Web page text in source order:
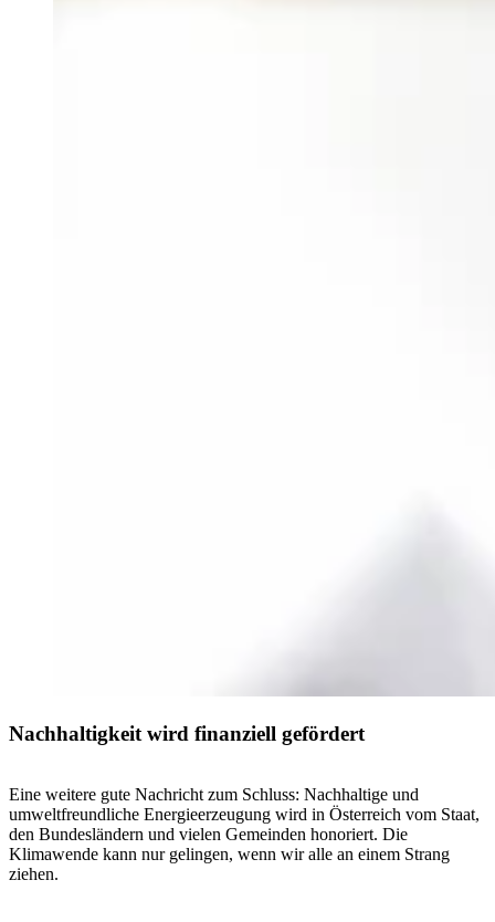
Nachhaltigkeit wird finanziell gefördert
Eine weitere gute Nachricht zum Schluss: Nachhaltige und
umweltfreundliche Energieerzeugung wird in Österreich vom Staat,
den Bundesländern und vielen Gemeinden honoriert. Die
Klimawende kann nur gelingen, wenn wir alle an einem Strang
ziehen.